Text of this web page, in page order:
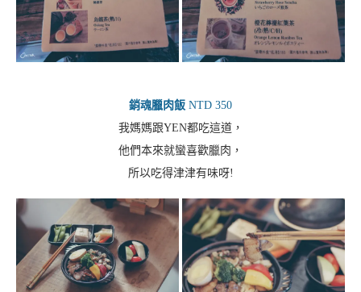
銷魂臘肉飯 NTD 350
我媽媽跟YEN都吃這道，
他們本來就蠻喜歡臘肉，
所以吃得津津有味呀!